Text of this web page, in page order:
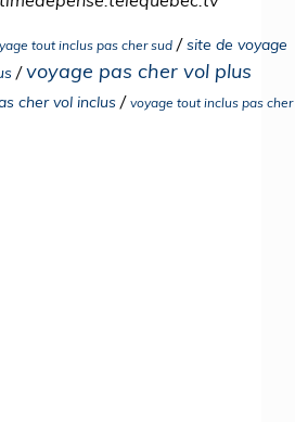
tout inclus pas cher sud /site de voyage
/voyage pas cher vol plus
cher vol inclus / voyage tout inclus pas cher